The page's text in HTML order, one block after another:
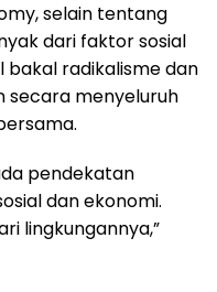
selain tentang
dari faktor sosial
bakal radikalisme dan
secara menyeluruh
pendekatan
dan ekonomi.
lingkungannya,”